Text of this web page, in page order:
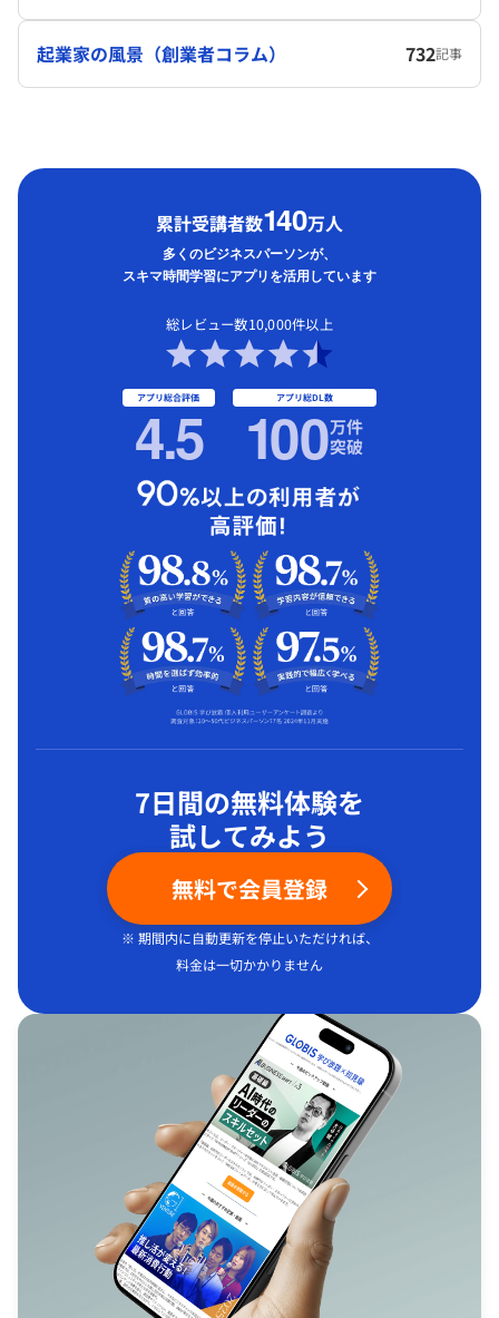
起業家の風景（創業者コラム） 732記事
累計受講者数140万人
多くのビジネスパーソンが、
スキマ時間学習にアプリを活用しています
総レビュー数10,000件以上
アプリ総合評価
4.5 アプリ総DL数
100万件
突破
7日間の無料体験を
試してみよう
無料で会員登録
※ 期間内に自動更新を停止いただければ、
料金は一切かかりません